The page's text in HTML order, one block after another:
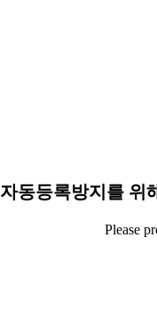
자동등록방지를 위
Please